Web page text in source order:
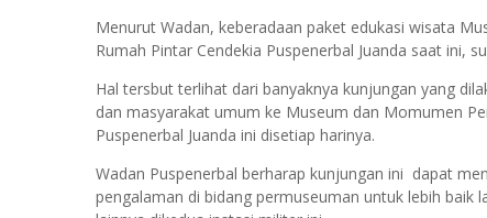
Menurut Wadan, keberadaan paket edukasi wisata
Rumah Pintar Cendekia Puspenerbal Juanda saat ini,
Hal tersbut terlihat dari banyaknya kunjungan yang
dan masyarakat umum ke Museum dan Momumen
Puspenerbal Juanda ini disetiap harinya.
Wadan Puspenerbal berharap kunjungan ini dapat
pengalaman di bidang permuseuman untuk lebih